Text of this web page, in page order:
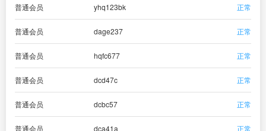
普通会员 yhq123bk 正常
普通会员 dage237 正常
普通会员 hqfc677 正常
普通会员 dcd47c 正常
普通会员 dcbc57 正常
普通会员 dca41a 正常